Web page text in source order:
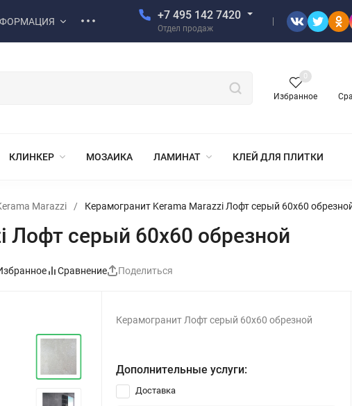
+7 495 142 7420
Отдел продаж
Избранное
0
КЛИНКЕР МОЗАИКА ЛАМИНАТ КЛЕЙ ДЛЯ ПЛИТКИ
Marazzi / Керамогранит Kerama Marazzi Лофт серый 60x60
Лофт серый 60x60 обрезной
Сравнение Поделиться
Керамогранит Лофт серый 60x60 обрезной
Дополнительные услуги:
Доставка